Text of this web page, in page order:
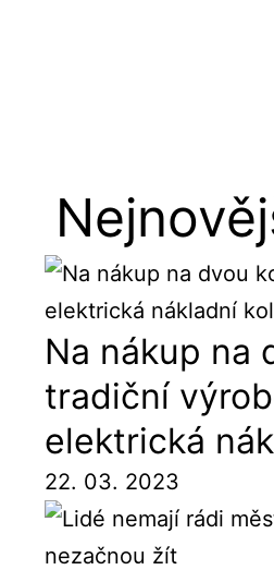
Na nákup na
tradiční
elektrická
22. 03. 2023